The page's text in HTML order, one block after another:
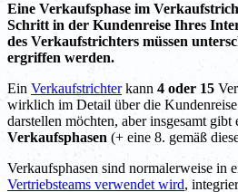
Eine Verkaufsphase im
Schritt in der Kundenreise Ihres
des Verkaufstrichters müssen
ergriffen werden.
Ein Verkaufstrichterkann 4 oder 15
wirklich im Detail über die Kundenreise
darstellen möchten, aber insgesamt gibt
Verkaufsphasen (+ eine 8. gemäß
Verkaufsphasen sind normalerweise in
Vertriebsteams verwendet wird,